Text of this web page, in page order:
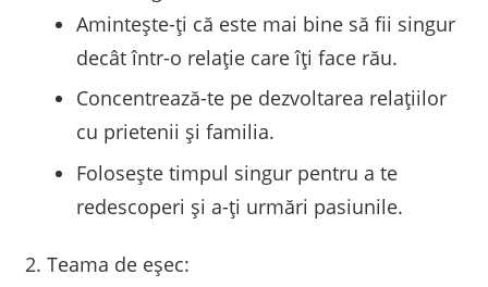
Amintește-ți că este mai bine să fii singur
decât într-o relație care îți face rău.
Concentrează-te pe dezvoltarea relațiilor
cu prietenii și familia.
Folosește timpul singur pentru a te
redescoperi și a-ți urmări pasiunile.
Teama de eșec: